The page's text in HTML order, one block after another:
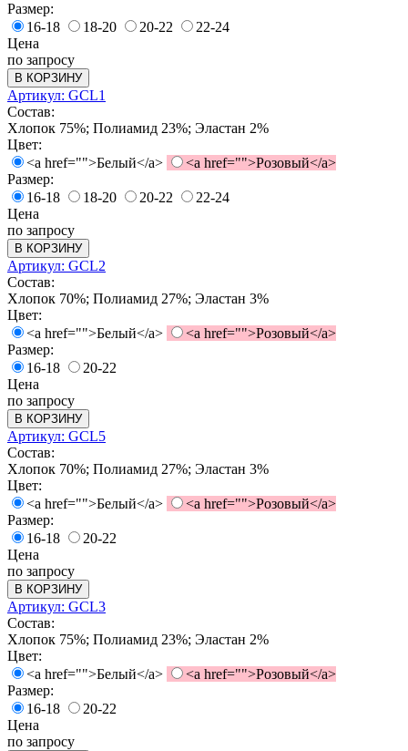
Размер:
16-18
18-20 20-22
22-24
Цена
по запросу
В КОРЗИНУ
Артикул: GCL1
Состав:
Хлопок 75%; Полиамид 23%; Эластан 2%
Цвет:
<a href="">Белый</a>
<a href="">Розовый</a>
Размер:
16-18
18-20 20-22
22-24
Цена
по запросу
В КОРЗИНУ
Артикул: GCL2
Состав:
Хлопок 70%; Полиамид 27%; Эластан 3%
Цвет:
<a href="">Белый</a>
<a href="">Розовый</a>
Размер:
16-18
20-22
Цена
по запросу
В КОРЗИНУ
Артикул: GCL5
Состав:
Хлопок 70%; Полиамид 27%; Эластан 3%
Цвет:
<a href="">Белый</a>
<a href="">Розовый</a>
Размер:
16-18
20-22
Цена
по запросу
В КОРЗИНУ
Артикул: GCL3
Состав:
Хлопок 75%; Полиамид 23%; Эластан 2%
Цвет:
<a href="">Белый</a>
<a href="">Розовый</a>
Размер:
16-18
20-22
Цена
по запросу